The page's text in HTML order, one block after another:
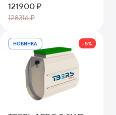
121900 ₽
128316 ₽
НОВИНКА -5%